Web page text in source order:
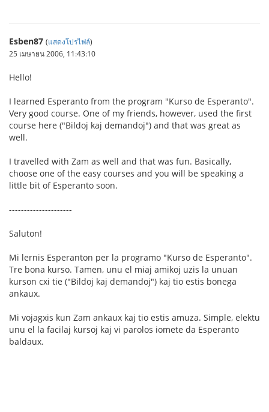
Esben87 (แสดงโปรไฟล์)
25 เมษายน 2006, 11:43:10
Hello!
I learned Esperanto from the program "Kurso de Esperanto".
Very good course. One of my friends, however, used the first
course here ("Bildoj kaj demandoj") and that was great as
well.
I travelled with Zam as well and that was fun. Basically,
choose one of the easy courses and you will be speaking a
little bit of Esperanto soon.
---------------------
Saluton!
Mi lernis Esperanton per la programo "Kurso de Esperanto".
Tre bona kurso. Tamen, unu el miaj amikoj uzis la unuan
kurson cxi tie ("Bildoj kaj demandoj") kaj tio estis bonega
ankaux.
Mi vojagxis kun Zam ankaux kaj tio estis amuza. Simple, elektu
unu el la facilaj kursoj kaj vi parolos iomete da Esperanto
baldaux.